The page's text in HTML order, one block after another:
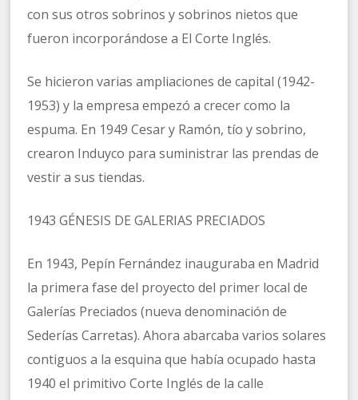
con sus otros sobrinos y sobrinos nietos que
fueron incorporándose a El Corte Inglés.
Se hicieron varias ampliaciones de capital (1942-
1953) y la empresa empezó a crecer como la
espuma. En 1949 Cesar y Ramón, tío y sobrino,
crearon Induyco para suministrar las prendas de
vestir a sus tiendas.
1943 GÉNESIS DE GALERIAS PRECIADOS
En 1943, Pepín Fernández inauguraba en Madrid
la primera fase del proyecto del primer local de
Galerías Preciados (nueva denominación de
Sederías Carretas). Ahora abarcaba varios solares
contiguos a la esquina que había ocupado hasta
1940 el primitivo Corte Inglés de la calle